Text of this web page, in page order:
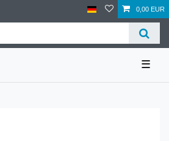
0,00 EUR
☰